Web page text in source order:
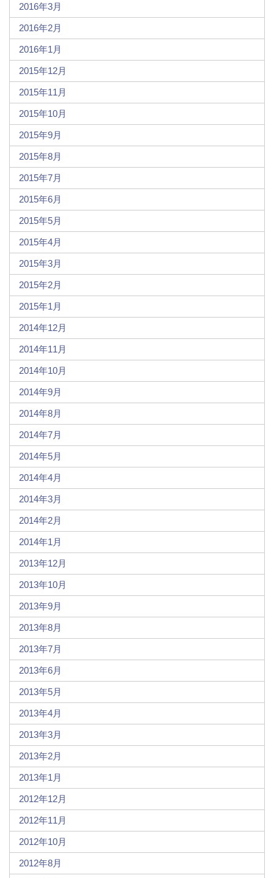
2016年3月
2016年2月
2016年1月
2015年12月
2015年11月
2015年10月
2015年9月
2015年8月
2015年7月
2015年6月
2015年5月
2015年4月
2015年3月
2015年2月
2015年1月
2014年12月
2014年11月
2014年10月
2014年9月
2014年8月
2014年7月
2014年5月
2014年4月
2014年3月
2014年2月
2014年1月
2013年12月
2013年10月
2013年9月
2013年8月
2013年7月
2013年6月
2013年5月
2013年4月
2013年3月
2013年2月
2013年1月
2012年12月
2012年11月
2012年10月
2012年8月